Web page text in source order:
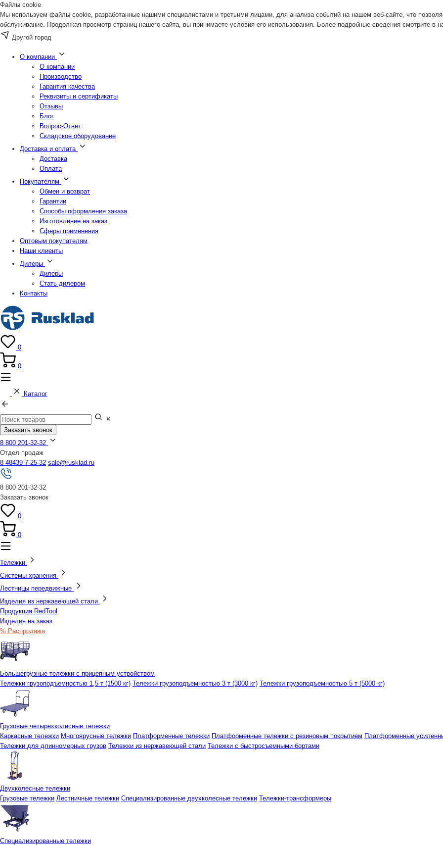
Файлы cookie
Мы используем файлы cookie, разработанные нашими специалистами и третьими лицами, для анализа событий на нашем веб-сайте, что
обслуживание. Продолжая просмотр страниц нашего сайта, вы принимаете условия его использования. Более подробные сведения смотрите в
Другой город
О компании
О компании
Производство
Гарантия качества
Реквизиты и сертификаты
Отзывы
Блог
Вопрос-Ответ
Складское оборудование
Доставка и оплата
Доставка
Оплата
Покупателям
Обмен и возврат
Гарантии
Способы оформления заказа
Изготовление на заказ
Сферы применения
Оптовым покупателям
Наши клиенты
Дилеры
Дилеры
Стать дилером
Контакты
0
0
Каталог
Заказать звонок
8 800 201-32-32
Отдел продаж
8 48439 7-25-32 sale@rusklad.ru
8 800 201-32-32
Заказать звонок
0
0
Тележки
Системы хранения
Лестницы передвижные
Изделия из нержавеющей стали
Продукция RedTool
Изделия на заказ
% Распродажа
Большегрузные тележки с прицепным устройством
Тележки грузоподъемностью 1,5 т (1500 кг) Тележки грузоподъемностью 3 т (3000 кг) Тележки грузоподъемностью 5 т (5000 кг)
Грузовые четырехколесные тележки
Каркасные тележки Многоярусные тележки Платформенные тележки Платформенные тележки с резиновым покрытием Платформенные
Тележки для длинномерных грузов Тележки из нержавеющей стали Тележки с быстросъемными бортами
Двухколесные тележки
Грузовые тележки Лестничные тележки Специализированные двухколесные тележки Тележки-трансформеры
Специализированные тележки